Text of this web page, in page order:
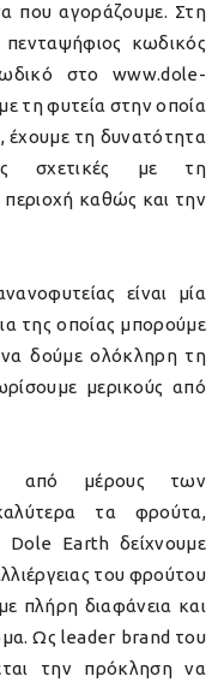
που αγοράζουμε. Στη
κωδικός
στο www.dole-
τη φυτεία στην οποία
έχουμε τη δυνατότητα
σχετικές με τη
καθώς και την
είναι μία
της οποίας μπορούμε
δούμε ολόκληρη τη
μερικούς από
από μέρους των
τα φρούτα,
Dole Earth δείχνουμε
του φρούτου
πλήρη διαφάνεια και
Ως leader brand του
την πρόκληση να